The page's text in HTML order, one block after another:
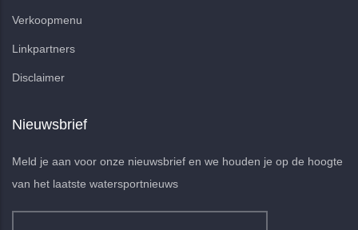
Verkoopmenu
Linkpartners
Disclaimer
Nieuwsbrief
Meld je aan voor onze nieuwsbrief en we houden je op de hoogte
van het laatste watersportnieuws